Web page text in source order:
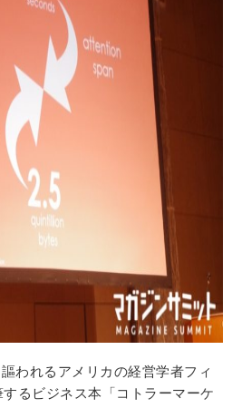
われるアメリカの経営学者フィ
るビジネス本「コトラーマーケ